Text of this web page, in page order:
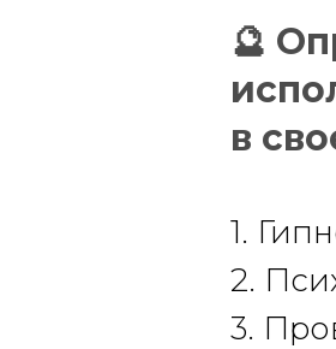
🔮
в
1.
2.
3.